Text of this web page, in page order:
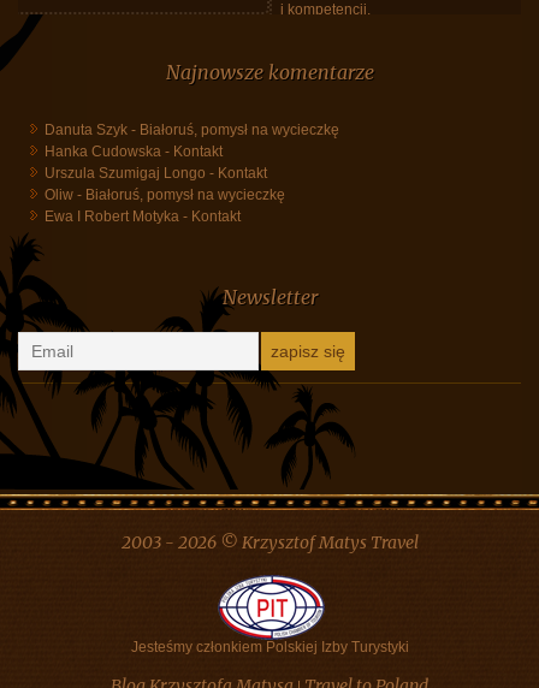
i kompetencji.
Najnowsze komentarze
Danuta Szyk-Białoruś, pomysł na wycieczkę
Ewa I Robert Motyka
Kontakt
Newsletter
2003 - 2026 © Krzysztof Matys Travel